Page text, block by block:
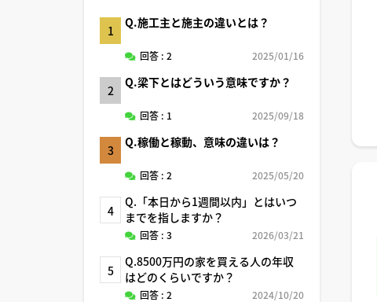
1
Q.施工主と施主の違いとは？
回答 : 2 2025/01/16
2
Q.梁下とはどういう意味ですか？
回答 : 1 2025/09/18
3
Q.稼働と稼動、意味の違いは？
回答 : 2 2025/05/20
4
Q.「本日から1週間以内」とはいつ
までを指しますか？
回答 : 3 2026/03/21
5
Q.8500万円の家を買える人の年収
はどのくらいですか？
回答 : 2 2024/10/20